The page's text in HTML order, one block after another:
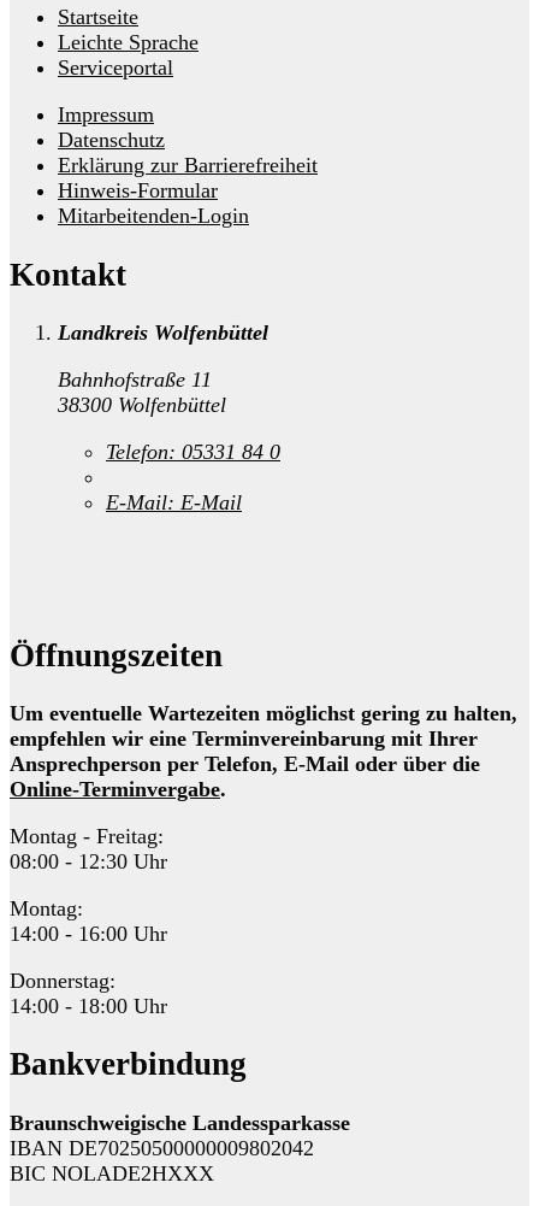
Startseite
Leichte Sprache
Serviceportal
Impressum
Datenschutz
Erklärung zur Barrierefreiheit
Hinweis-Formular
Mitarbeitenden-Login
Kontakt
Landkreis Wolfenbüttel
Bahnhofstraße 11
38300 Wolfenbüttel
Telefon: 05331 84 0
E-Mail: E-Mail
Öffnungszeiten
Um eventuelle Wartezeiten möglichst gering zu halten,
empfehlen wir eine Terminvereinbarung mit Ihrer
Ansprechperson per Telefon, E-Mail oder über die
Online-Terminvergabe.
Montag - Freitag:
08:00 - 12:30 Uhr
Montag:
14:00 - 16:00 Uhr
Donnerstag:
14:00 - 18:00 Uhr
Bankverbindung
Braunschweigische Landessparkasse
IBAN DE70250500000009802042
BIC NOLADE2HXXX